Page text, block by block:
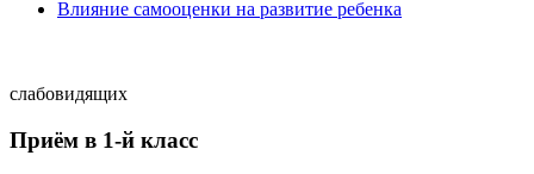
Влияние самооценки на развитие ребенка
слабовидящих
Приём в 1-й класс